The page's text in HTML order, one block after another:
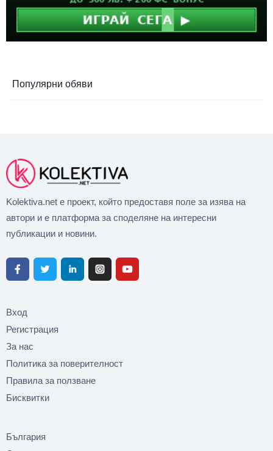
Популярни обяви
Kolektiva.net е проект, който предоставя поле за изява на
автори и е платформа за споделяне на интересни
публикации и новини.
Вход
Регистрация
За нас
Политика за поверителност
Правила за ползване
Бисквитки
България